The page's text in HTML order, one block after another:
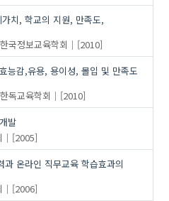
치, 학교의 지원, 만족도,
한국정보교육학회
[2010]
능감,유용, 용이성, 몰입 및 만족도
한독교육학회
[2010]
발
[2005]
온라인 직무교육 학습효과의
[2006]